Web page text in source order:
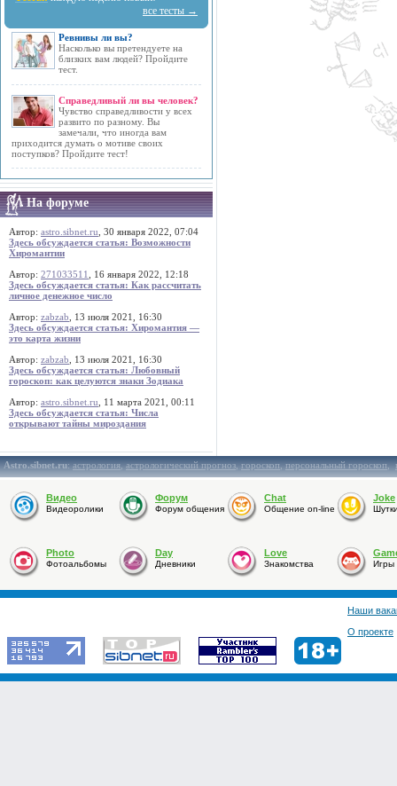
все тесты →
Ревнивы ли вы?
Насколько вы претендуете на
близких вам людей? Пройдите
тест.
Справедливый ли вы человек?
Чувство справедливости у всех
развито по разному. Вы
замечали, что иногда вам
приходится думать о мотиве своих
поступков? Пройдите тест!
На форуме
Автор: astro.sibnet.ru , 30 января 2022, 07:04
Здесь обсуждается статья: Возможности
Хиромантии
Автор: 271033511
, 16 января 2022, 12:18
Здесь обсуждается статья: Как рассчитать
личное денежное число
Автор: zabzab , 13 июля 2021, 16:30
Здесь обсуждается статья: Хиромантия —
это карта жизни
Автор: zabzab , 13 июля 2021, 16:30
Здесь обсуждается статья: Любовный
гороскоп: как целуются знаки Зодиака
Автор: astro.sibnet.ru , 11 марта 2021, 00:11
Здесь обсуждается статья: Числа
открывают тайны мироздания
Astro.sibnet.ru:астрология,астрологический прогноз,гороскоп,персональный гороскоп,
Видео
Видеоролики
Форум
Форум общения
Chat
Общение on-line
Joke
Photo
Фотоальбомы
Day
Дневники
Love
Знакомства Игры
Наши
О проекте